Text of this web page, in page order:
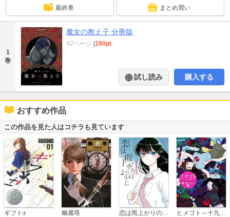
最終巻 まとめ買い
1
巻
魔女の教え子 分冊版
42ページ |190pt
試し読み 購入する
おすすめ作品
この作品を見た人はコチラも見ています
ギフト± 幽麗塔 ヒメゴト～十九歳の制服～